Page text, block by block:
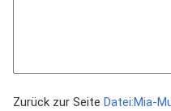
Zurück zur Seite Datei:Mia-